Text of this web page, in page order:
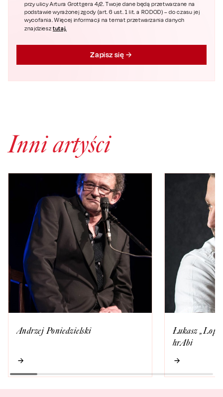
przy ulicy Artura Grottgera 4/2. Twoje dane będą przetwarzane na
podstawie wyrażonej zgody (art. 6 ust. 1 lit. a RODOD) – do czasu jej
wycofania. Więcej informacji na temat przetwarzania danych
znajdziesztutaj.
Zapisz się
Inni artyści
Andrzej Poniedzielski
Łukasz
hrAbi